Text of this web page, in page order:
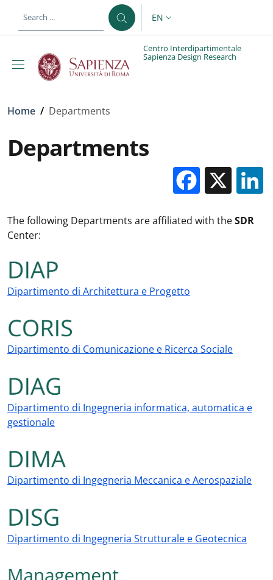
LANGUAGE SWITCHER:
EN
Centro Interdipartimentale
Sapienza Design Research
Breadcrumb
Home / Departments
Departments
X
The following Departments are affiliated with theSDR
Center:
Dipartimento di Architettura e Progetto
Dipartimento di Comunicazione e Ricerca Sociale
Dipartimento di Ingegneria informatica, automatica e
gestionale
Dipartimento di Ingegneria Meccanica e Aerospaziale
Dipartimento di Ingegneria Strutturale e Geotecnica